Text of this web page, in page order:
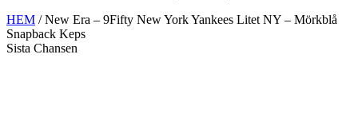
HEM /New Era – 9Fifty New York Yankees Litet NY – Mörkblå
Snapback Keps
Sista Chansen